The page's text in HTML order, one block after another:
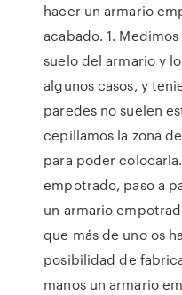
hacer un armario
acabado. 1.
suelo del armario y
algunos casos, y
paredes no suelen
cepillamos la zona
para poder
empotrado, paso a
un armario
que más de uno os
posibilidad de
manos un armario